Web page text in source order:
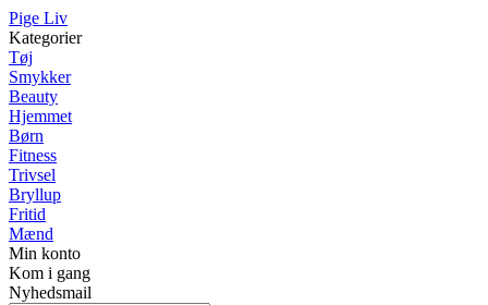
Pige Liv
Kategorier
Tøj
Smykker
Beauty
Hjemmet
Børn
Fitness
Trivsel
Bryllup
Fritid
Mænd
Min konto
Kom i gang
Nyhedsmail